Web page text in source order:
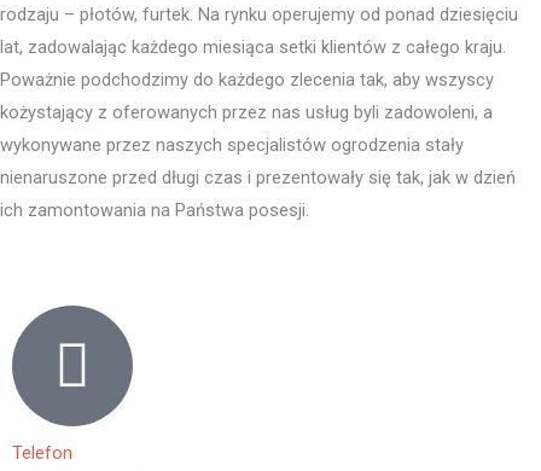
rodzaju – płotów, furtek. Na rynku operujemy od ponad dziesięciu
lat, zadowalając każdego miesiąca setki klientów z całego kraju.
Poważnie podchodzimy do każdego zlecenia tak, aby wszyscy
kożystający z oferowanych przez nas usług byli zadowoleni, a
wykonywane przez naszych specjalistów ogrodzenia stały
nienaruszone przed długi czas i prezentowały się tak, jak w dzień
ich zamontowania na Państwa posesji.
Telefon